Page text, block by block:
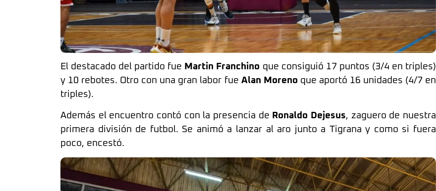
El destacado del partido fue Martin Franchino que consiguió 17 puntos (3/4 en triples)
y 10 rebotes. Otro con una gran labor fue Alan Moreno que aportó 16 unidades (4/7 en
triples).
Además el encuentro contó con la presencia de Ronaldo Dejesus, zaguero de nuestra
primera división de futbol. Se animó a lanzar al aro junto a Tigrana y como si fuera
poco, encestó.